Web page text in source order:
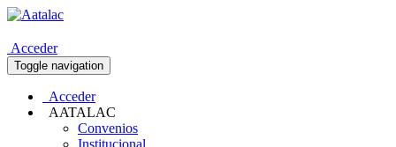
Acceder
Toggle navigation
Acceder
AATALAC
Convenios
Institucional